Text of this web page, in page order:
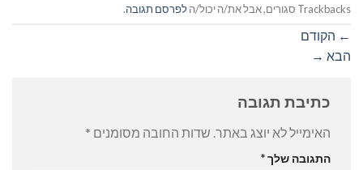
Trackbacks סגורים, אבל את/ה יכול/ה לפרסם תגובה.
← הקודם
הבא →
כתיבת תגובה
האימייל לא יוצג באתר. שדות החובה מסומנים *
התגובה שלך*